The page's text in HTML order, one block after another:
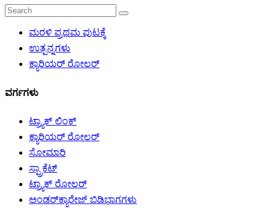
ಮರಳಿ ಪ್ರಥಮ ಪುಟಕ್ಕೆ
ಉತ್ಪನ್ನಗಳು
ಕ್ಯಾರಿಯರ್ ರೋಲರ್
ವರ್ಗಗಳು
ಟ್ರ್ಯಾಕ್ ಲಿಂಕ್
ಕ್ಯಾರಿಯರ್ ರೋಲರ್
ಸೋಮಾರಿ
ಸ್ಪ್ರಾಕೆಟ್
ಟ್ರ್ಯಾಕ್ ರೋಲರ್
ಅಂಡರ್‌ಕ್ಯಾರೇಜ್ ಬಿಡಿಭಾಗಗಳು